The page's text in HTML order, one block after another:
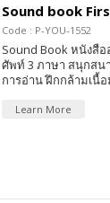
Sound book
Code : P-YOU-1552
Sound Book หนังสือ
ศัพท์ 3 ภาษา สนุกสน
การอ่าน ฝึกกล้ามเนื้อ
Learn More